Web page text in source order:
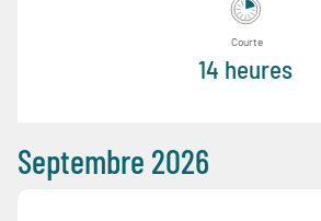
Courte
14 heures
Septembre 2026